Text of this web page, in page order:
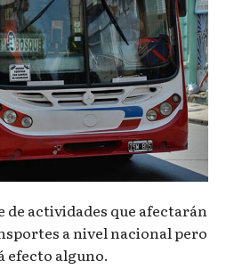
de actividades que afectarán
a nivel nacional pero
efecto alguno.